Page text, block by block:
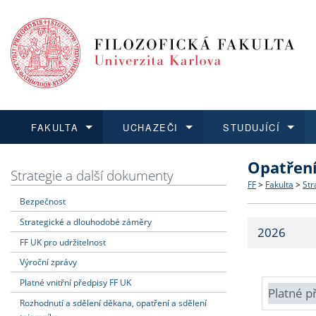
FAKULTA
Dozvědět se více
Struktura
Strategie
Fakultní
UCHAZEČI
Podat přihlášku
Co
Učitelské
STUDUJÍCÍ
Dozvědět se více
Dozvědět se více
O vědě a
Dozvědět se více
Aktuální
Strategie a další dokumenty
Bezpečnost
Strategické a dlouhodobé záměry
FF UK pro udržitelnost
Výroční zprávy
Platné vnitřní předpisy FF UK
Rozhodnutí a sdělení děkana, opatření a sdělení
FF > Fakulta >
2026
Platné